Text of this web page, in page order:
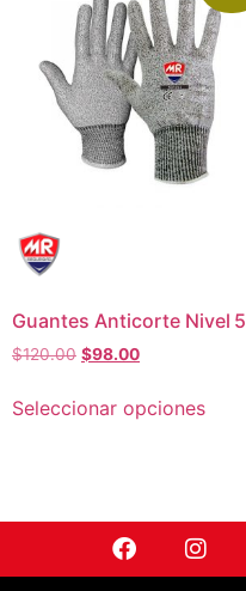
Guantes Anticorte Nivel 5
$120.00 $98.00
Seleccionar opciones